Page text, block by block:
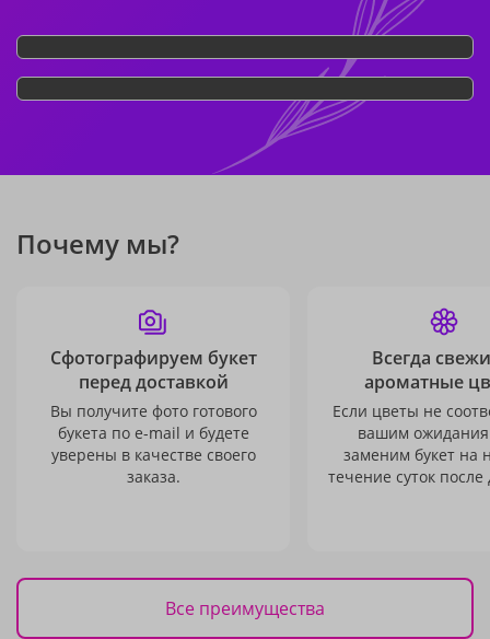
Почему мы?
Сфотографируем букет
перед доставкой
Вы получите фото готового
букета по e-mail и будете
уверены в качестве своего
заказа.
Всегда
ароматные
Если цветы не
вашим
заменим букет на
течение суток после
Все преимущества